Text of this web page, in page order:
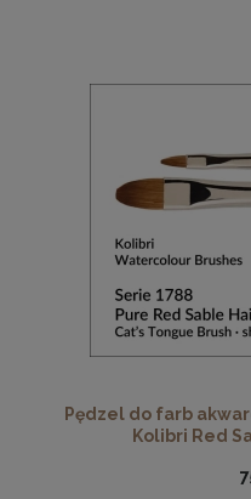
Pędzel do farb
Kolibri Red